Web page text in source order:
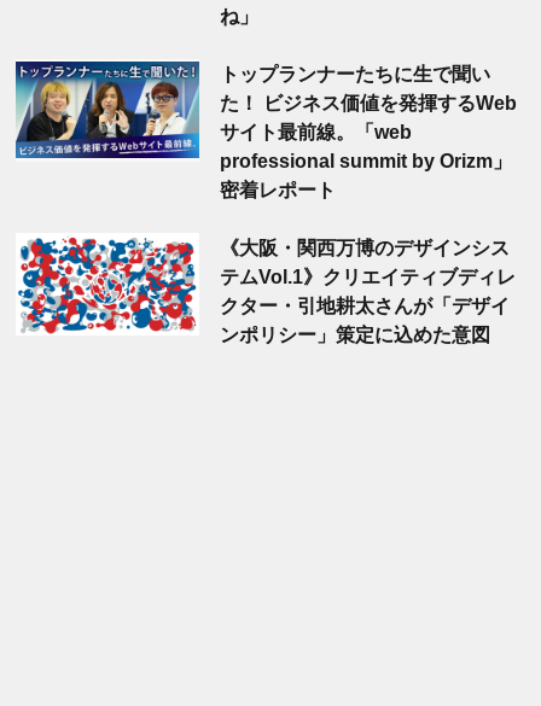
ね」
トップランナーたちに生で聞い
た！ ビジネス価値を発揮するWeb
サイト最前線。「web
professional summit by Orizm」
密着レポート
《大阪・関西万博のデザインシス
テムVol.1》クリエイティブディレ
クター・引地耕太さんが「デザイ
ンポリシー」策定に込めた意図